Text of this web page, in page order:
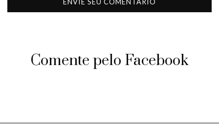
Comente pelo Facebook